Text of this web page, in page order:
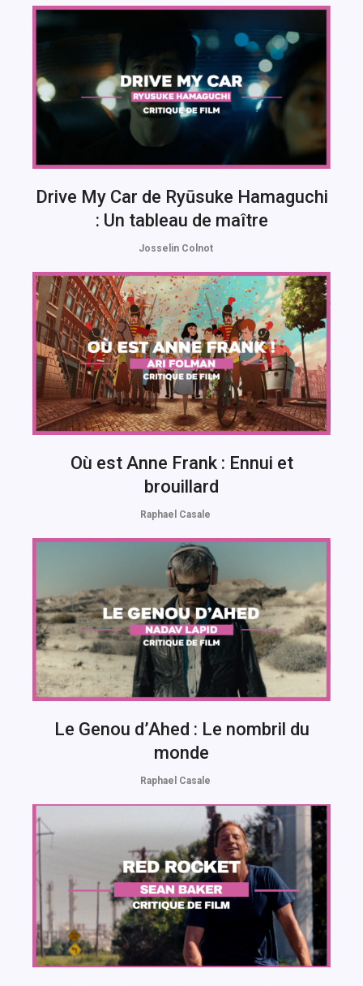
Drive My Car de Ryūsuke Hamaguchi
: Un tableau de maître
Josselin Colnot
Où est Anne Frank : Ennui et
brouillard
Raphael Casale
Le Genou d’Ahed : Le nombril du
monde
Raphael Casale